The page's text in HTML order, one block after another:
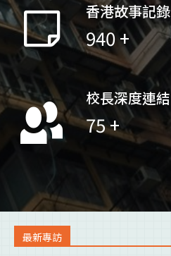
香港故事記錄
940 +
校長深度連結
75 +
最新專訪